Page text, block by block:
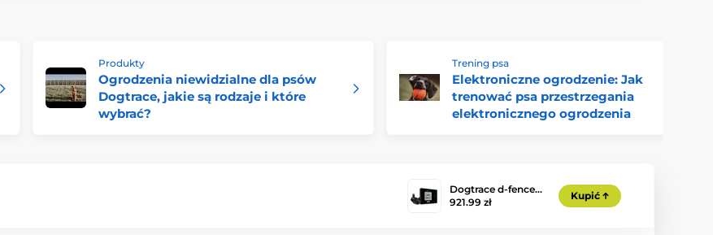
Produkty
Ogrodzenia niewidzialne dla psów
Dogtrace, jakie są rodzaje i które
wybrać?
Trening psa
Elektroniczne ogrodzenie: Jak
trenować psa przestrzegania
elektronicznego ogrodzenia
Dogtrace d‑fence…
921.99 zł
Kupić